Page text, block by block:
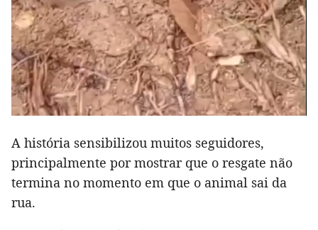
A história sensibilizou muitos seguidores,
principalmente por mostrar que o resgate não
termina no momento em que o animal sai da
rua.